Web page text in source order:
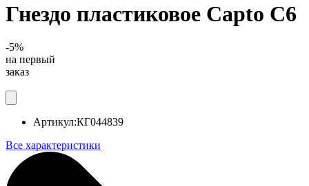
Гнездо пластиковое Capto C6
-5%
на первый
заказ
Артикул:КГ044839
Все характеристики